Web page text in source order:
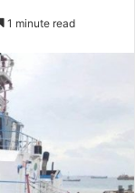
1 minute read